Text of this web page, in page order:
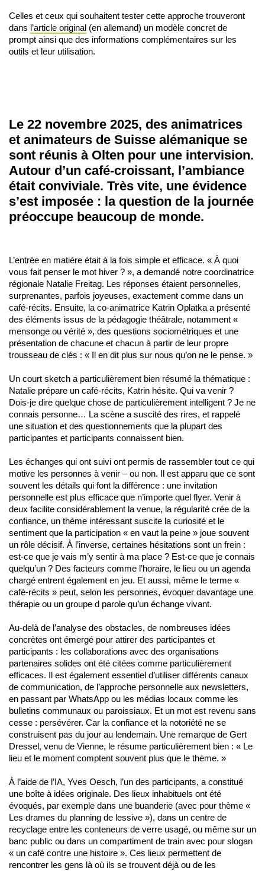
Celles et ceux qui souhaitent tester cette approche trouveront
dans l’article original (en allemand) un modèle concret de
prompt ainsi que des informations complémentaires sur les
outils et leur utilisation.
Le 22 novembre 2025, des animatrices
et animateurs de Suisse alémanique se
sont réunis à Olten pour une intervision.
Autour d’un café-croissant, l’ambiance
était conviviale. Très vite, une évidence
s’est imposée : la question de la journée
préoccupe beaucoup de monde.
L’entrée en matière était à la fois simple et efficace. « À quoi
vous fait penser le mot hiver ? », a demandé notre coordinatrice
régionale Natalie Freitag. Les réponses étaient personnelles,
surprenantes, parfois joyeuses, exactement comme dans un
café-récits. Ensuite, la co-animatrice Katrin Oplatka a présenté
des éléments issus de la pédagogie théâtrale, notamment «
mensonge ou vérité », des questions sociométriques et une
présentation de chacune et chacun à partir de leur propre
trousseau de clés : « Il en dit plus sur nous qu’on ne le pense. »
Un court sketch a particulièrement bien résumé la thématique :
Natalie prépare un café-récits, Katrin hésite. Qui va venir ?
Dois-je dire quelque chose de particulièrement intelligent ? Je ne
connais personne… La scène a suscité des rires, et rappelé
une situation et des questionnements que la plupart des
participantes et participants connaissent bien.
Les échanges qui ont suivi ont permis de rassembler tout ce qui
motive les personnes à venir – ou non. Il est apparu que ce sont
souvent les détails qui font la différence : une invitation
personnelle est plus efficace que n’importe quel flyer. Venir à
deux facilite considérablement la venue, la régularité crée de la
confiance, un thème intéressant suscite la curiosité et le
sentiment que la participation « en vaut la peine » joue souvent
un rôle décisif. À l’inverse, certaines hésitations sont un frein :
est-ce que je vais m’y sentir à ma place ? Est-ce que je connais
quelqu’un ? Des facteurs comme l’horaire, le lieu ou un agenda
chargé entrent également en jeu. Et aussi, même le terme «
café-récits » peut, selon les personnes, évoquer davantage une
thérapie ou un groupe d parole qu’un échange vivant.
Au-delà de l’analyse des obstacles, de nombreuses idées
concrètes ont émergé pour attirer des participantes et
participants : les collaborations avec des organisations
partenaires solides ont été citées comme particulièrement
efficaces. Il est également essentiel d’utiliser différents canaux
de communication, de l’approche personnelle aux newsletters,
en passant par WhatsApp ou les médias locaux comme les
bulletins communaux ou paroissiaux. Et un mot est revenu sans
cesse : persévérer. Car la confiance et la notoriété ne se
construisent pas du jour au lendemain. Une remarque de Gert
Dressel, venu de Vienne, le résume particulièrement bien : « Le
lieu et le moment comptent souvent plus que le thème. »
À l’aide de l’IA, Yves Oesch, l’un des participants, a constitué
une boîte à idées originale. Des lieux inhabituels ont été
évoqués, par exemple dans une buanderie (avec pour thème «
Les drames du planning de lessive »), dans un centre de
recyclage entre les conteneurs de verre usagé, ou même sur un
banc public ou dans un compartiment de train avec pour slogan
« un café contre une histoire ». Ces lieux permettent de
rencontrer les gens là où ils se trouvent déjà ou de les